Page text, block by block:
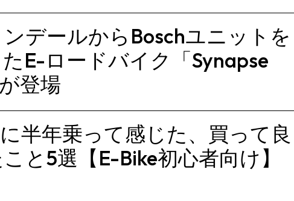
デールからBoschユニットを
E-ロードバイク「Synapse
登場
半年乗って感じた、買って良
と5選【E-Bike初心者向け】